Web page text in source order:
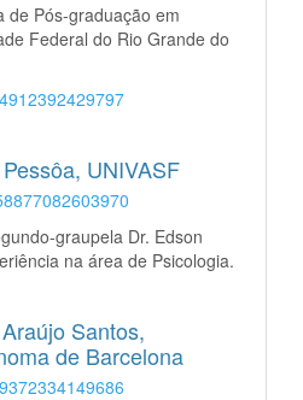
de Pós-graduação em
Federal do Rio Grande do
UNIVASF
graupela Dr. Edson
na área de Psicologia.
Santos,
de Barcelona